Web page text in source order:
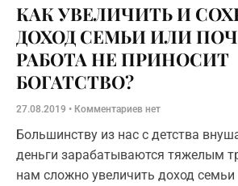
КАК УВЕЛИЧИТЬ И
ДОХОД СЕМЬИ ИЛИ
РАБОТА НЕ ПРИНОСИТ
БОГАТСТВО?
27.08.2019 Комментариев нет
Большинству из нас с детства
деньги зарабатываются тяжелым
нам сложно увеличить доход семьи